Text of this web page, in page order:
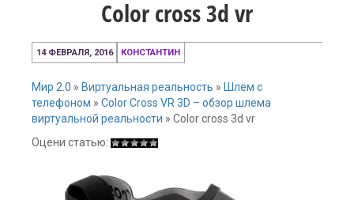
Color cross 3d vr
14 ФЕВРАЛЯ, 2016
14
февраля,
КОНСТАНТИН
Мир 2.0 » Виртуальная реальность » Шлем с
телефоном » Color Cross VR 3D – обзор шлема
виртуальной реальности » Color cross 3d vr
Оцени статью: